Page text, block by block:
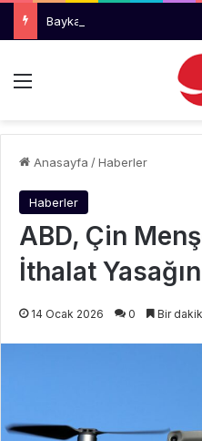
Baykar, Kendi Kargo
Menü
Anasayfa /Haberler
Haberler
ABD, Çin
İthalat
14 Ocak 2026 0 Bir